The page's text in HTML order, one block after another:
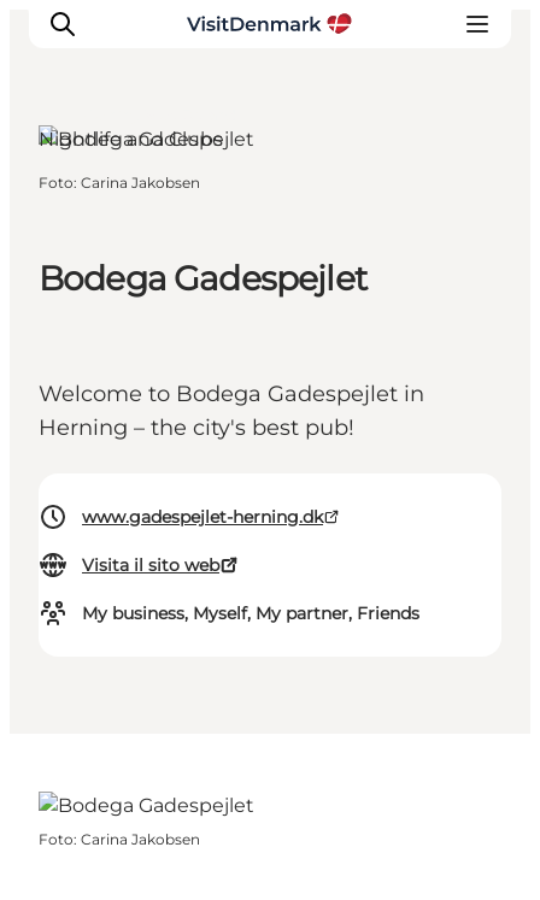
Cosa fare
Dove dormire
Bodega Gadespejlet
Welcome to Bodega Gadespejlet in
Herning – the city's best pub!
www.gadespejlet-herning.dk
Visita il sito web
My business, Myself, My partner, Friends
Nightlife and Clubs
Foto: Carina Jakobsen
Foto: Carina Jakobsen